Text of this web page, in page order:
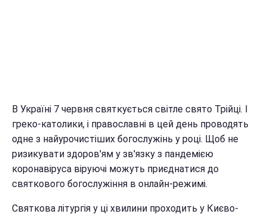
В Україні 7 червня святкується світле свято Трійці. І
греко-католики, і православні в цей день проводять
одне з найурочистіших богослужінь у році. Щоб не
ризикувати здоров'ям у зв'язку з пандемією
коронавіруса віруючі можуть приєднатися до
святкового богослужіння в онлайн-режимі.
Святкова літургія у ці хвилини проходить у Києво-